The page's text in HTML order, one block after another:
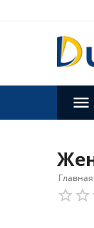
Главная